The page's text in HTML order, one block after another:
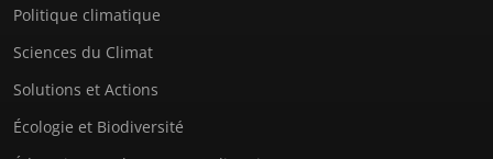
Politique climatique
Sciences du Climat
Solutions et Actions
Écologie et Biodiversité